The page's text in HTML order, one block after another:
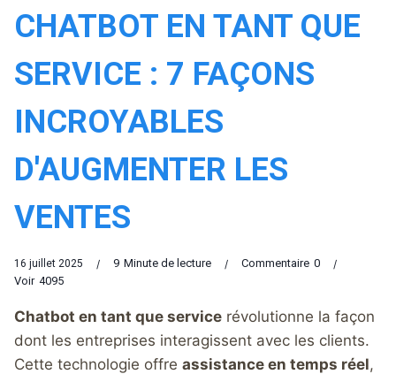
CHATBOT EN TANT QUE
SERVICE : 7 FAÇONS
INCROYABLES
D'AUGMENTER LES
VENTES
16 juillet 2025 9 Minute de lecture 0
Commentaire
4095
Voir
Chatbot en tant que service révolutionne la façon
dont les entreprises interagissent avec les clients.
Cette technologie offre assistance en temps réel,